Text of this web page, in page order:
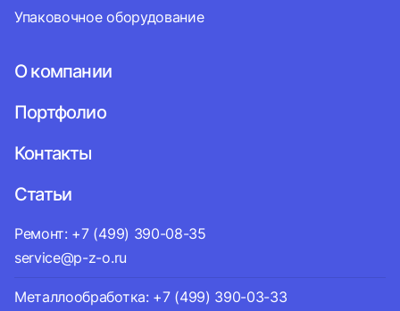
Упаковочное оборудование
О компании
Портфолио
Контакты
Статьи
Ремонт: +7 (499) 390-08-35
service@p-z-o.ru
Металлообработка: +7 (499) 390-03-33